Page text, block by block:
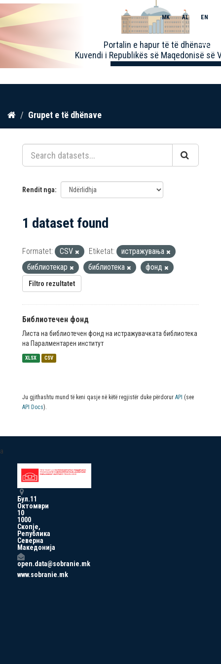
Kalo
përmbajtja
Portalin e hapur të të dhënave
Kuvendi i Republikës së Maqedonisë së
MK AL EN
Toggle
Grupet e të dhënave
Rendit nga
1 dataset found
Formatet: CSV Etiketat:
истражувања
библиотекар
библиотека фонд
Filtro rezultatet
Библиотечен фонд
Листа на библиотечен фонд на истражувачката библиотека
на Паралментарен институт
XLSX CSV
Ju gjithashtu mund të keni qasje në këtë regjistër duke përdorur API (see
API Docs).
a
Бул.11
Октомври
10
1000
Скопје,
Република
Северна
Македонија
open.data@sobranie.mk
www.sobranie.mk